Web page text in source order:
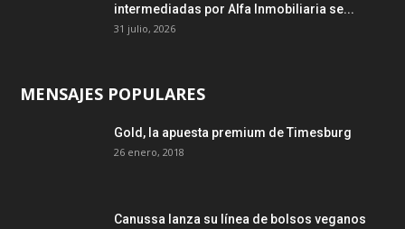
intermediadas por Alfa Inmobiliaria se...
31 julio, 2026
MENSAJES POPULARES
Gold, la apuesta premium de Timesburg
26 enero, 2018
Canussa lanza su línea de bolsos veganos